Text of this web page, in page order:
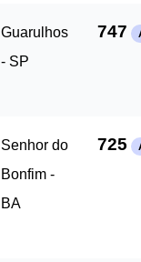
Guarulhos
- SP
747
Senhor do
Bonfim -
BA
725